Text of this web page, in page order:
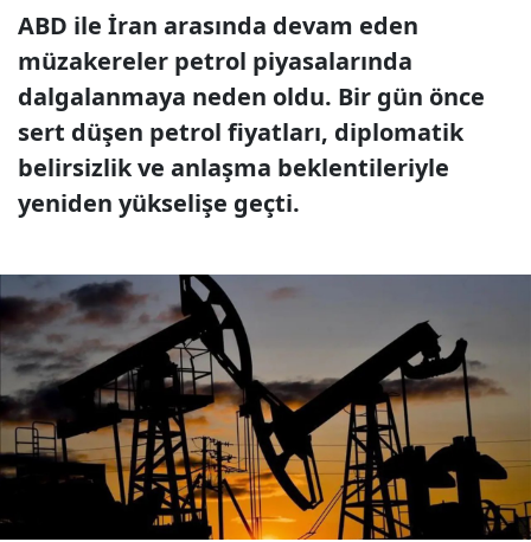
ABD ile İran arasında devam eden
müzakereler petrol piyasalarında
dalgalanmaya neden oldu. Bir gün önce
sert düşen petrol fiyatları, diplomatik
belirsizlik ve anlaşma beklentileriyle
yeniden yükselişe geçti.